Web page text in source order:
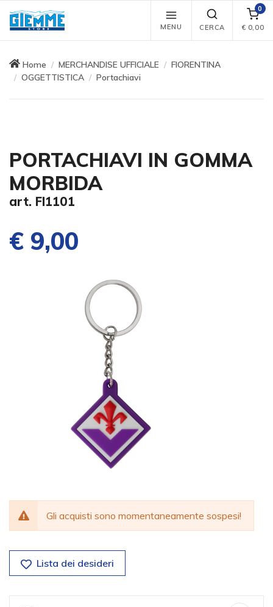
MENU CERCA
0
€ 0,00
Home MERCHANDISE UFFICIALE
FIORENTINA
OGGETTISTICA
Portachiavi
PORTACHIAVI IN GOMMA
MORBIDA
art. FI1101
€ 9,00
Gli acquisti sono momentaneamente sospesi!
Lista dei desideri